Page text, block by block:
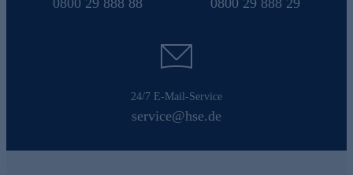
0800 29 888 88 0800 29 888 29
24/7 E-Mail-Service
service@hse.de